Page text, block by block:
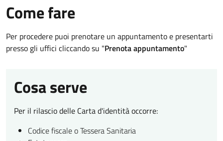
Come fare
Per procedere puoi prenotare un appuntamento e presentarti
presso gli uffici cliccando su "Prenota appuntamento"
Cosa serve
Per il rilascio delle Carta d'identità occorre:
Codice fiscale o Tessera Sanitaria